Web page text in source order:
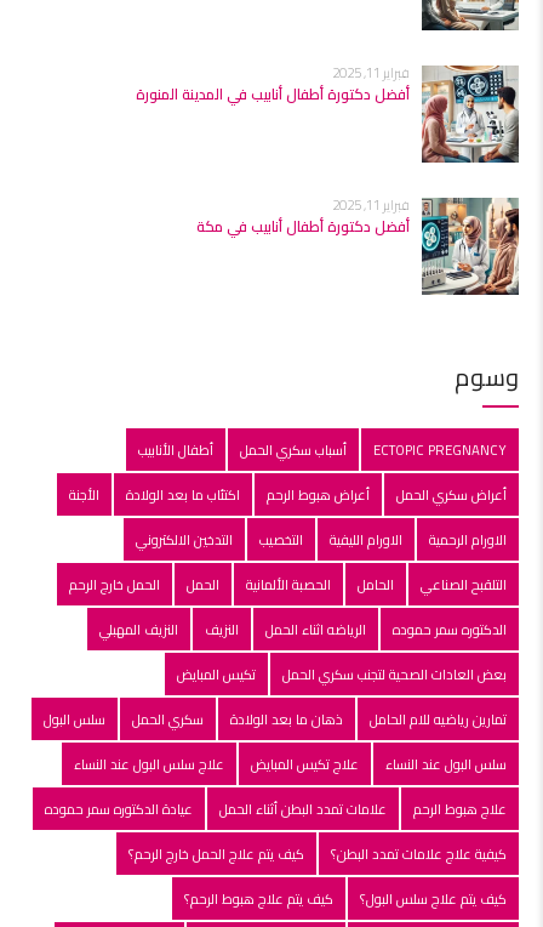
فبراير 11, 2025
أفضل دكتورة أطفال أنابيب في المدينة المنورة
فبراير 11, 2025
أفضل دكتورة أطفال أنابيب في مكة
وسوم
ECTOPIC PREGNANCY أسباب سكري الحمل
أطفال الأنابيب
أعراض سكري الحمل
أعراض هبوط الرحم اكتئاب ما بعد الولادة
الأجنة
الاورام الرحمية
الاورام الليفية التخصيب
التدخين الالكتروني
التلقبح الصناعي
الحامل الحصبة الألمانية الحمل
الحمل خارج الرحم
الدكتوره سمر حموده
الرياضه اثناء الحمل النزيف
النزيف المهبلي
بعض العادات الصحية لتجنب سكري الحمل
تكيس المبايض
تمارين رياضيه للام الحامل
ذهان ما بعد الولادة سكري الحمل
سلس البول
سلس البول عند النساء
علاج تكيس المبايض
علاج سلس البول عند النساء
علاج هبوط الرحم
علامات تمدد البطن أثناء الحمل
عيادة الدكتوره سمر حموده
كيفية علاج علامات تمدد البطن؟
كيف يتم علاج الحمل خارج الرحم؟
كيف يتم علاج سلس البول؟
كيف يتم علاج هبوط الرحم؟